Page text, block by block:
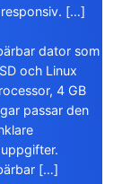
[…]
dator som
och Linux
4 GB
passar den
[…]